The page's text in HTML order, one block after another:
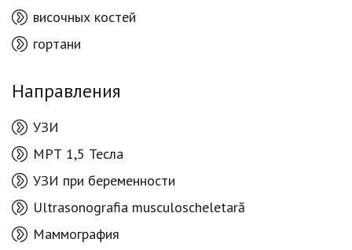
височных костей
гортани
Направления
УЗИ
МРТ 1,5 Тесла
УЗИ при беременности
Ultrasonografia musculoscheletară
Маммография